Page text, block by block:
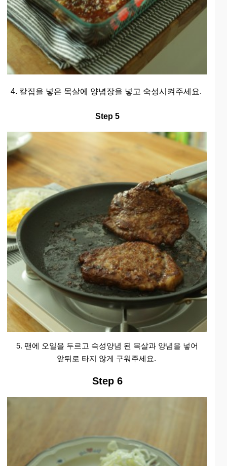
4. 칼집을 넣은 목살에 양념장을 넣고 숙성시켜주세요.
Step 5
5. 팬에 오일을 두르고 숙성양념 된 목살과 양념을 넣어
앞뒤로 타지 않게 구워주세요.
Step 6